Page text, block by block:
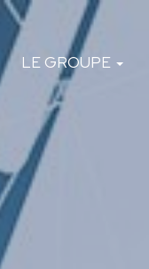
LE GROUPE